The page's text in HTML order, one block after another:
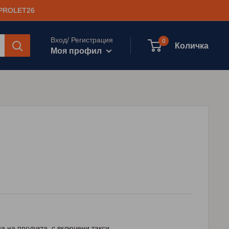
Вход/ Регистрация
Моя профил
0
Количка